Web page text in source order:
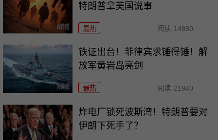
特朗普拿美国说事
最热 阅读 14880
铁证出台！菲律宾求锤得锤！解
放军黄岩岛亮剑
最热 阅读 21940
炸电厂锁死波斯湾！特朗普要对
伊朗下死手了？